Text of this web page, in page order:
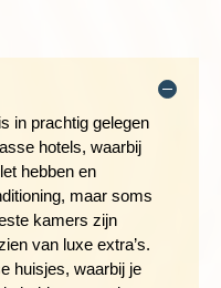
ochtend eerst met de
bezoeken. De fietsroute
Tirtagangga en voert
ligt ingeklemd tussen de
en de kustlijn in het
fietsen we langs
andere traditionele
halverwege de route
in prachtig gelegen
hotels, waarbij
hebben en
maar soms
kamers zijn
van luxe extra’s.
huisjes, waarbij je